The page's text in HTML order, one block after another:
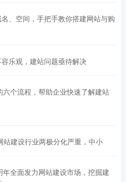
、空间，手把手教你搭建网站与购
乐观，建站问题亟待解决
六个流程，帮助企业快速了解建站
站建设行业两极分化严重，中小
年全面发力网站建设市场，挖掘建